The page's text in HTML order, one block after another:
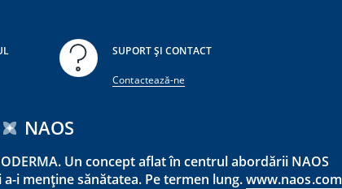
SUPORT ȘI CONTACT
Contactează-ne
NAOS
Un concept aflat în centrul abordării NAOS
i menține sănătatea. Pe termen lung.www.naos.com